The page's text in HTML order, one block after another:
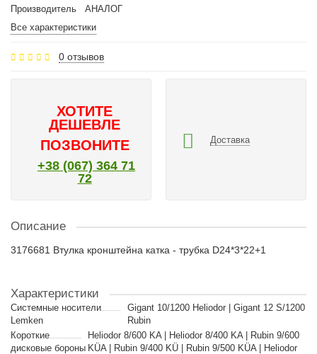
Производитель
АНАЛОГ
Все характеристики
0 отзывов
ХОТИТЕ
ДЕШЕВЛЕ
ПОЗВОНИТЕ
+38 (067) 364 71
72
Доставка
Описание
3176681 Втулка кронштейна катка - трубка D24*3*22+1
Характеристики
Cистемные носители
Lemken
Gigant 10/1200 Heliodor | Gigant 12 S/1200
Rubin
Короткие
дисковые бороны
Heliodor 8/600 KA | Heliodor 8/400 KA | Rubin 9/600
KÜA | Rubin 9/400 KÜ | Rubin 9/500 KÜA | Heliodor